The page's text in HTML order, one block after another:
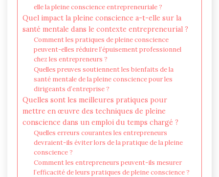
elle la pleine conscience entrepreneuriale ?
Quel impact la pleine conscience a-t-elle sur la
santé mentale dans le contexte entrepreneurial ?
Comment les pratiques de pleine conscience
peuvent-elles réduire l’épuisement professionnel
chez les entrepreneurs ?
Quelles preuves soutiennent les bienfaits de la
santé mentale de la pleine conscience pour les
dirigeants d’entreprise ?
Quelles sont les meilleures pratiques pour
mettre en œuvre des techniques de pleine
conscience dans un emploi du temps chargé ?
Quelles erreurs courantes les entrepreneurs
devraient-ils éviter lors de la pratique de la pleine
conscience ?
Comment les entrepreneurs peuvent-ils mesurer
l’efficacité de leurs pratiques de pleine conscience ?